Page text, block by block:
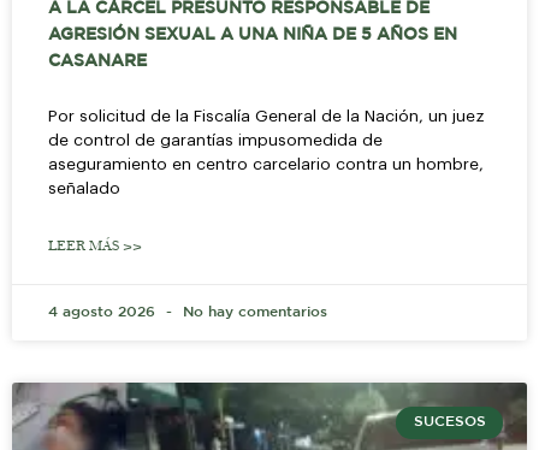
A LA CÁRCEL PRESUNTO RESPONSABLE DE
AGRESIÓN SEXUAL A UNA NIÑA DE 5 AÑOS EN
CASANARE
Por solicitud de la Fiscalía General de la Nación, un juez
de control de garantías impusomedida de
aseguramiento en centro carcelario contra un hombre,
señalado
LEER MÁS >>
4 agosto 2026 No hay comentarios
SUCESOS